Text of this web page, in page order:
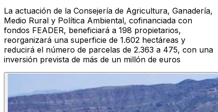
La actuación de la Consejería de Agricultura, Ganadería,
Medio Rural y Política Ambiental, cofinanciada con
fondos FEADER, beneficiará a 198 propietarios,
reorganizará una superficie de 1.602 hectáreas y
reducirá el número de parcelas de 2.363 a 475, con una
inversión prevista de más de un millón de euros